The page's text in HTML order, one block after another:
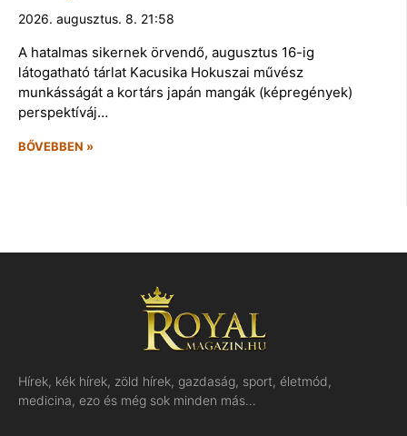
2026. augusztus. 8. 21:58
A hatalmas sikernek örvendő, augusztus 16-ig
látogatható tárlat Kacusika Hokuszai művész
munkásságát a kortárs japán mangák (képregények)
perspektíváj…
BŐVEBBEN »
Hírek, kék hírek, zöld hírek, gazdaság, sport, életmód,
medicina, ezo és még sok minden más…